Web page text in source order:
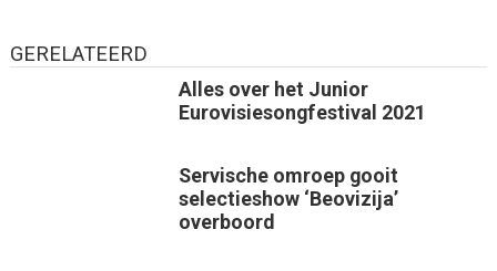
GERELATEERD
Alles over het Junior
Eurovisiesongfestival 2021
Servische omroep gooit
selectieshow ‘Beovizija’
overboord